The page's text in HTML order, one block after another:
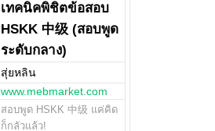
เทคนิคพิชิตข้อสอบ
HSKK 中级 (สอบพูด
ระดับกลาง)
สุ่ยหลิน
www.mebmarket.com
สอบพูด HSKK 中级 แค่คิด
ก็กลัวแล้ว!